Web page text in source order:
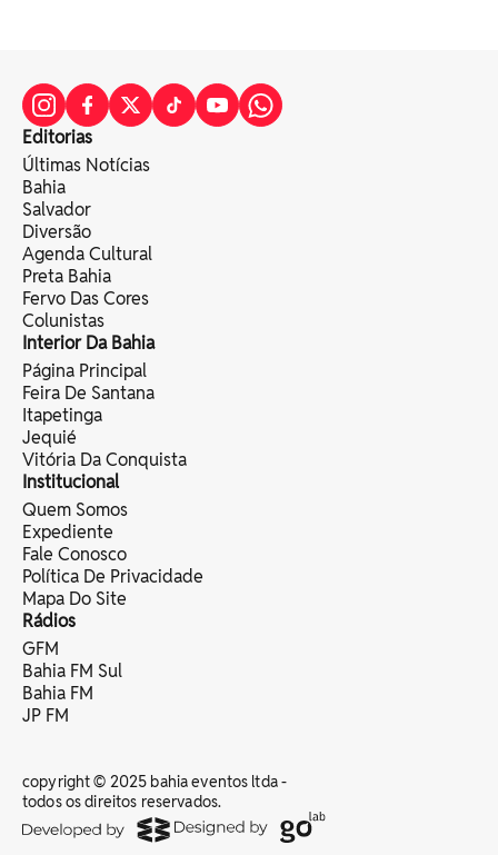
Editorias
Últimas Notícias
Bahia
Salvador
Diversão
Agenda Cultural
Preta Bahia
Fervo Das Cores
Colunistas
Interior Da Bahia
Página Principal
Feira De Santana
Itapetinga
Jequié
Vitória Da Conquista
Institucional
Quem Somos
Expediente
Fale Conosco
Política De Privacidade
Mapa Do Site
Rádios
GFM
Bahia FM Sul
Bahia FM
JP FM
copyright © 2025 bahia eventos ltda -
todos os direitos reservados.